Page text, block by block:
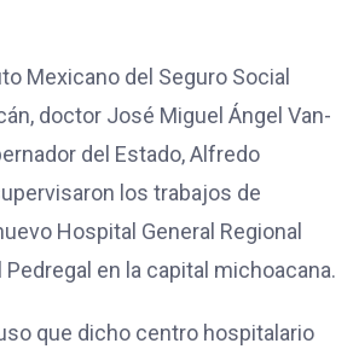
Mexicano del Seguro Social
doctor José Miguel Ángel Van-
del Estado, Alfredo
los trabajos de
Hospital General Regional
Pedregal en la capital michoacana.
que dicho centro hospitalario